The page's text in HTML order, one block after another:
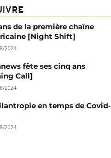
de la première chaîne
[Night Shift]
2024
fête ses cinq ans
Call]
2024
en temps de Covid-
2024